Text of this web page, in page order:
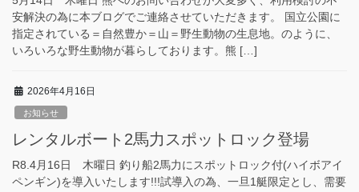
安解決の為に本ブログでご連絡させていただきます。 国立公園に
指定されている＝自然豊か＝山＝野生動物の生息地。のように、
いろいろな野生動物が暮らしております。熊 […]
2026年4月16日
お知らせ
レンタルボート2馬力スポットロック登場
R8.4月16日 木曜日 釣り船2馬力にスポットロック付(ハイボアイ
ペンギン)を導入いたします!!!試導入の為、一旦1艇限定とし、需要